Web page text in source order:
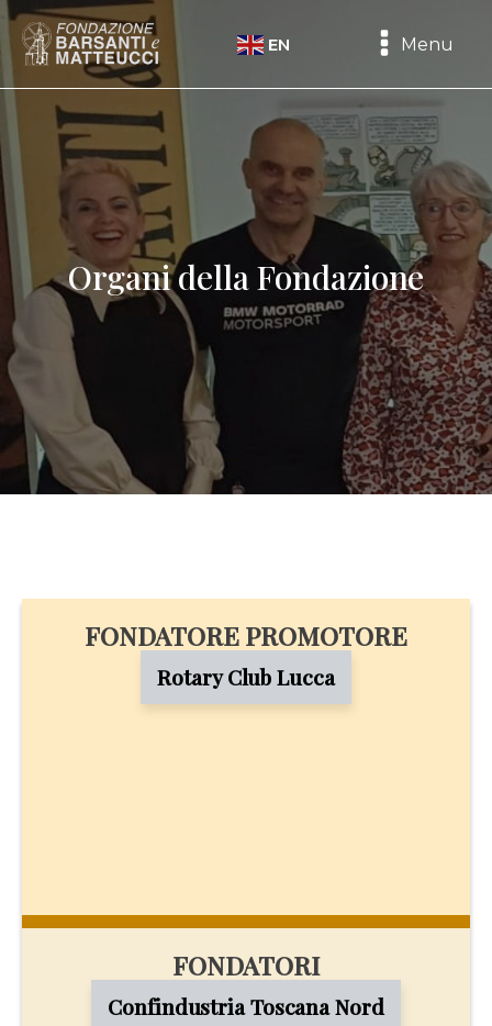
EN Menu
Organi della Fondazione
FONDATORE PROMOTORE
Rotary Club Lucca
FONDATORI
Confindustria Toscana Nord